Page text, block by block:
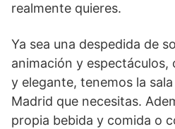
realmente quieres.
Ya sea una despedida de
animación y espectáculos,
y elegante, tenemos la
Madrid que necesitas.
propia bebida y comida o